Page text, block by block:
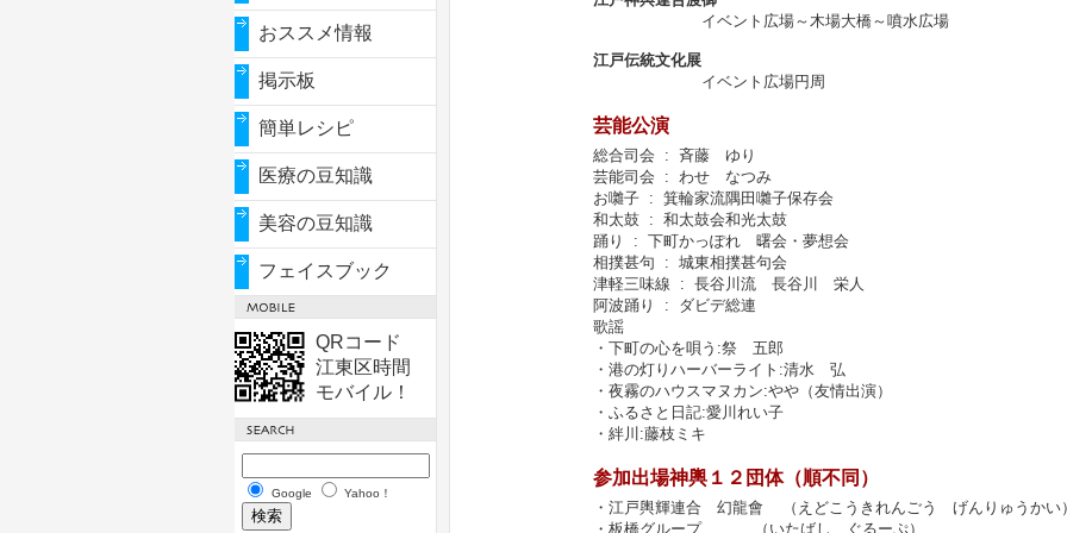
おススメ情報
掲示板
簡単レシピ
医療の豆知識
美容の豆知識
フェイスブック
QRコード
江東区時間
モバイル！
Google Yahoo！
イベント広場～木場大橋～噴水広場
江戸伝統文化展
イベント広場円周
芸能公演
総合司会 : 斉藤 ゆり
芸能司会 : わせ なつみ
お囃子 : 箕輪家流隅田囃子保存会
和太鼓 : 和太鼓会和光太鼓
踊り : 下町かっぽれ 曙会・夢想会
相撲甚句 : 城東相撲甚句会
津軽三味線 : 長谷川流 長谷川 栄人
阿波踊り : ダビデ総連
歌謡
・下町の心を唄う:祭 五郎
・港の灯りハーバーライト:清水 弘
・夜霧のハウスマヌカン:やや（友情出演）
・ふるさと日記:愛川れい子
・絆川:藤枝ミキ
参加出場神輿１２団体（順不同）
・江戸輿輝連合 幻龍會 （えどこうきれんごう げんりゅうかい
・板橋グループ （いたばし ぐるーぷ）